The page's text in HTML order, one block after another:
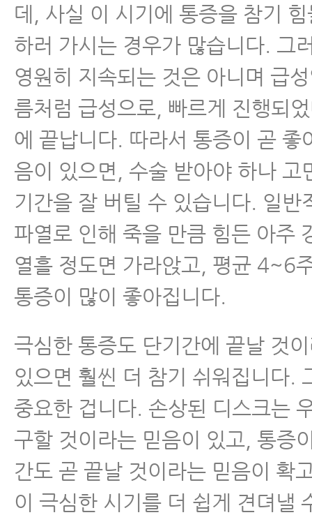
- 허리신경주사 꼭 맞아야 할 이유
안 되는 이유
- 허리디스크 운동 불변의 법칙,
않으면 여러분의 허리는 나빠집니
- 허리디스크 허리통증 환자는 일
닌 와이드 스쿼트를 해야 한다
- 자고 일어나면 아침에 통증이 극
크 환자가 매일 꼭 해야 하는 4가
- 허리디스크 협착증 신전운동에
유와 해결 방법
- 허리디스크보존치료 오래해도
도대체 무엇이 문제인가? 해결 방
허리통증
좌골신경통
데, 사실 이 시기에 통증을 참기
하러 가시는 경우가 많습니다. 그
영원히 지속되는 것은 아니며 급
름처럼 급성으로, 빠르게 진행되
에 끝납니다. 따라서 통증이 곧 좋
음이 있으면, 수술 받아야 하나 고
기간을 잘 버틸 수 있습니다. 일반
파열로 인해 죽을 만큼 힘든 아주
열흘 정도면 가라앉고, 평균 4~6
통증이 많이 좋아집니다.
극심한 통증도 단기간에 끝날 것
있으면 훨씬 더 참기 쉬워집니다.
중요한 겁니다. 손상된 디스크는
구할 것이라는 믿음이 있고, 통증
간도 곧 끝날 것이라는 믿음이 확
이 극심한 시기를 더 쉽게 견뎌낼